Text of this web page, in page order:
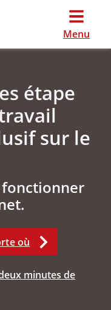
Menu
étape
sur le
fonctionner
où
minutes de